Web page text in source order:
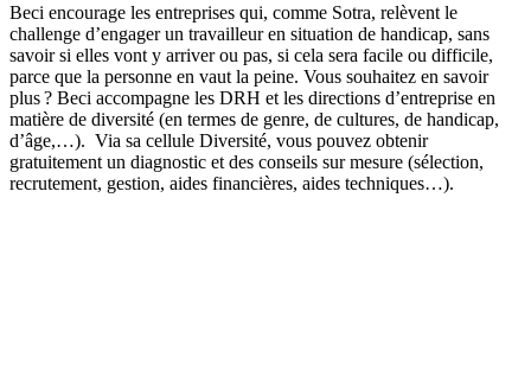
Beci encourage les entreprises qui, comme Sotra, relèvent le
challenge d’engager un travailleur en situation de handicap, sans
savoir si elles vont y arriver ou pas, si cela sera facile ou difficile,
parce que la personne en vaut la peine. Vous souhaitez en savoir
plus ? Beci accompagne les DRH et les directions d’entreprise en
matière de diversité (en termes de genre, de cultures, de handicap,
d’âge,…). Via sa cellule Diversité, vous pouvez obtenir
gratuitement un diagnostic et des conseils sur mesure (sélection,
recrutement, gestion, aides financières, aides techniques…).